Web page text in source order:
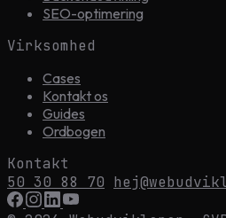
SEO-optimering
Virksomhed
Cases
Kontakt os
Guides
Ordbogen
Kontakt
50 30 88 70